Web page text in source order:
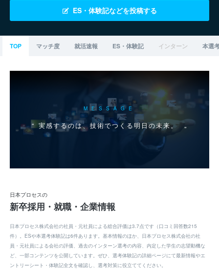
ES・体験記などを投稿する
TOP マッチ度 就活速報 ES・体験記 インターン 本選
MESSAGE
実感するのは、技術でつくる明日の未来。
日本プロセスの
新卒採用・就職・企業情報
日本プロセス株式会社の社員・元社員による総合評価は3.7点です（口コミ回答数215
件）。ESや本選考体験記は6件あります。基本情報のほか、日本プロセス株式会社の社
員・元社員による会社の評価、過去のインターン選考の内容、内定した学生の志望動機な
ど、一部コンテンツを公開しています。ぜひ、選考体験記の詳細ページにて最新情報やエ
ントリーシート・体験記全文を確認し、選考対策に役立ててください。